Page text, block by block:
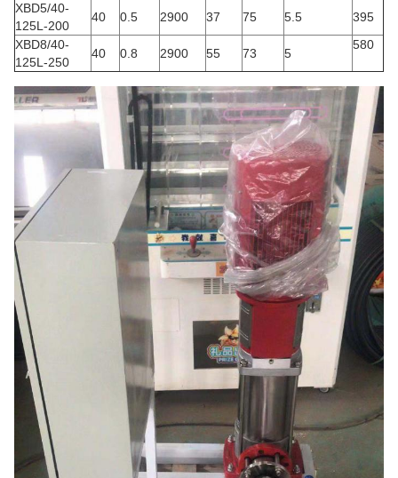
XBD5/40-
125L-200
40 0.5 2900 37 75 5.5
395
XBD8/40-
125L-250
40 0.8 2900 55 73 5
580